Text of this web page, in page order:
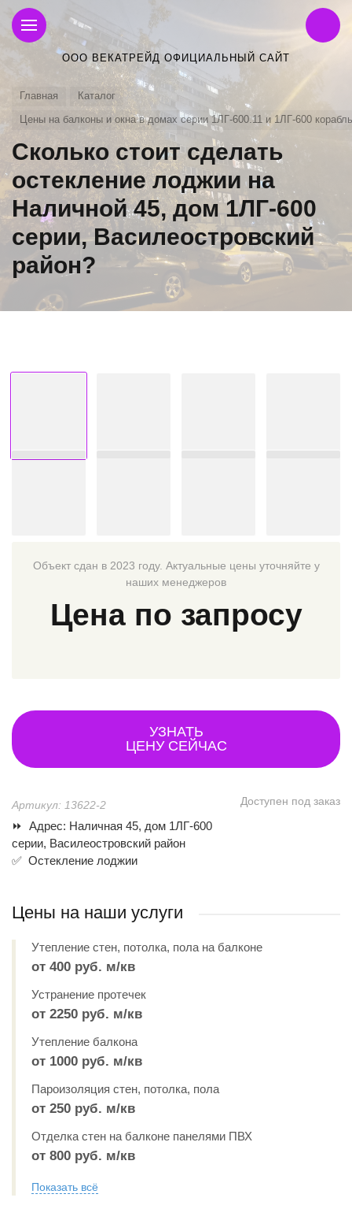
ООО ВЕКАТРЕЙД ОФИЦИАЛЬНЫЙ САЙТ
Главная
Каталог
Цены на балконы и окна в домах серии 1ЛГ-600.11 и 1ЛГ-600 корабль
Сколько стоит сделать
остекление лоджии на
Наличной 45, дом 1ЛГ-600
серии, Василеостровский
район?
Артикул: 13622-2 Доступен под заказ
⏩ Адрес: Наличная 45, дом 1ЛГ-600
серии, Василеостровский район
✅ Остекление лоджии
Объект сдан в 2023 году. Актуальные цены уточняйте у
наших менеджеров
Цена по запросу
УЗНАТЬ
ЦЕНУ СЕЙЧАС
Цены на наши услуги
Утепление стен, потолка, пола на балконе
от 400 руб. м/кв
Устранение протечек
от 2250 руб. м/кв
Утепление балкона
от 1000 руб. м/кв
Пароизоляция стен, потолка, пола
от 250 руб. м/кв
Отделка стен на балконе панелями ПВХ
от 800 руб. м/кв
Показать всё